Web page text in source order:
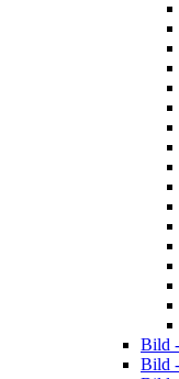
Bild
Bild